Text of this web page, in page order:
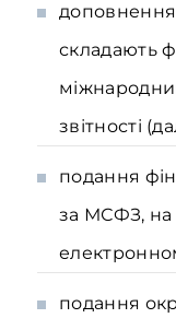
доповнення
складають
звітності
подання
за МСФЗ, на
подання